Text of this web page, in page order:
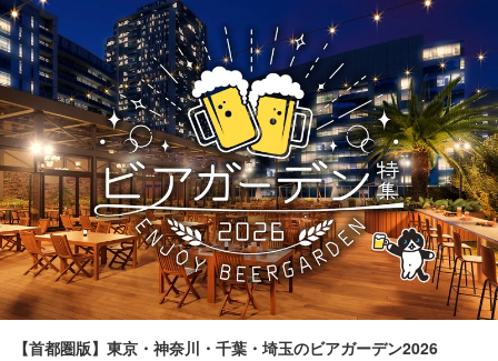
【首都圏版】東京・神奈川・千葉・埼玉のビアガーデン2026